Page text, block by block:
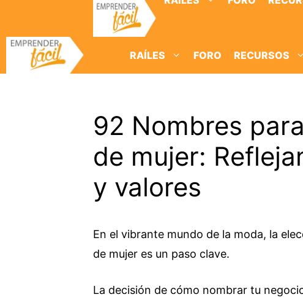
contenido
RAÍLES
FORO RECURSOS
92 Nombres
de mujer:
y valores
En el vibrante mundo de la moda, la
de mujer es un paso clave.
La decisión de cómo nombrar tu